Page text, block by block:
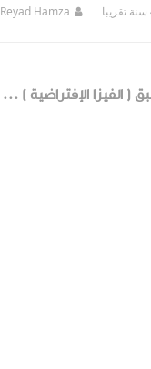
Reyad Hamza
بطاقة الدفع المسبق ( الفيزا الإفتراضية ) من بنك الخرطوم في السودان